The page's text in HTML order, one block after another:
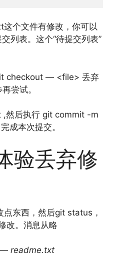
个文件有修改，你可以
列表。这个“待提交列表”
checkout — <file> 丢弃
尝试。
然后执行 git commit -m
成本次提交。
验丢弃修
东西，然后git status，
改。消息从略
readme.txt